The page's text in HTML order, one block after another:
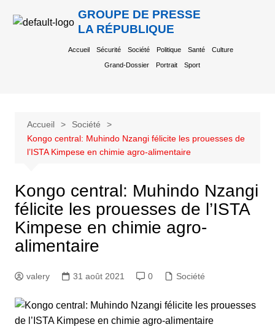
GROUPE DE PRESSE
LA RÉPUBLIQUE
Accueil Sécurité Société Politique Santé Culture
Grand-Dossier Portrait Sport
Accueil
Société
Kongo central: Muhindo Nzangi félicite les prouesses de
l’ISTA Kimpese en chimie agro-alimentaire
Kongo central: Muhindo Nzangi
félicite les prouesses de l’ISTA
Kimpese en chimie agro-
alimentaire
valery 31 août 2021 0 Société